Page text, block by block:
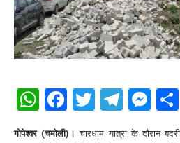
WhatsApp
Facebook
Twitter
गोपेश्वर (चमोली)। चारधाम यात्रा के दौरान